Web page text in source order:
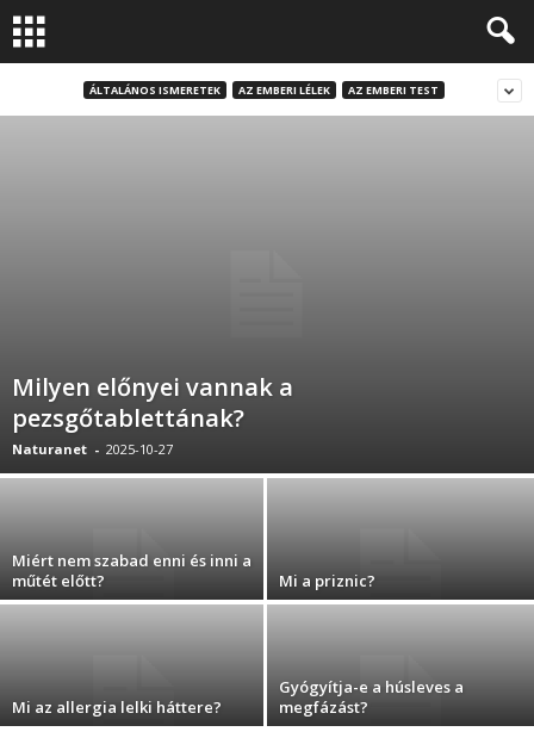
ÁLTALÁNOS ISMERETEK AZ EMBERI LÉLEK AZ EMBERI TEST
Milyen előnyei vannak a
pezsgőtablettának?
Naturanet - 2025-10-27
Miért nem szabad enni és inni a
műtét előtt?
Mi a priznic?
Mi az allergia lelki háttere?
Gyógyítja-e a húsleves a
megfázást?